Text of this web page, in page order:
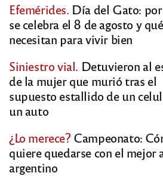
Efemérides. Día del Gato:
se celebra el 8 de agosto y qué
necesitan para vivir bien
Siniestro vial. Detuvieron al
de la mujer que murió tras el
supuesto estallido de un
un auto
¿Lo merece?Campeonato:
quiere quedarse con el mejor
argentino